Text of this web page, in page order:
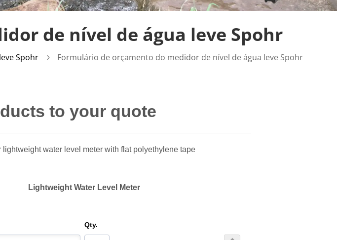
de nível de água leve Spohr
Spohr 5 Formulário de orçamento do medidor de nível de água leve Spohr